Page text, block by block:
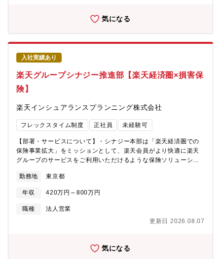
進・最適化を担う役割となります※※【業務内容】■チームマネジ
メント・インフラチーム（5～10名／協力会社含む）の統括・マネ
ジメント・組織運営、業務最適化、ベンダーコントロール■IT戦
略・企画・IT中期計画の策定およびIT施策の企画・推進・技術選定
および導入企画（モダン化／効率化の推進）■プロジェクト推進・
システム導入プロジェクトのリード（要件定義～ベンダー管
理）・開発チームや他部門との連携によるプロジェクト推進■イン
フラ領域の統括（マネジメント）・インフラ設計・構築（オンプ
レミス／AWSハイブリッド環境）・保守運用・監視・パフォーマ
査対応■コストマネジメント・インフラコストの可視化および継続
的な最適化【キャリアパス】本ポジションは、インフラ領域のマ
ネジメントからスタートし、将来的にはIT部門の中核人材とし
部長が課長業務を兼務している体制を解消するための採用であ
り、組織強化の中核としてご活躍いただいた後は、IT戦略全体を
リードする立場へのステップアップが可能な環境です。【配属組
織について】IT部門 部長1名(60代)┗アプリ領域の課┗インフラ
7名程度在籍※今回はインフラ課に配属予定、レポートラインは部
事業成長を加速させる「戦略投資」と位置づけています。コスト
削減を目的とした守りのITではなく、事業拡大・競争力強化に向
術戦略に関与しながら事業成長に貢献する役割を担っていただき
気になる
入社実績あり
楽天グループシナジー推進部【楽天経済圏×損害保
険】
楽天インシュアランスプランニング株式会社
フレックスタイム制度 正社員 未経験可
【部署・サービスについて】・シナジー本部は「楽天経済圏での
保険事業拡大」をミッションとして、楽天会員がより快適に楽天
グループのサービスをご利用いただけるような保険ソリューショ
マネジメントを実施しています。・配属組織のシナジー推進二部
では、楽天グループ各企業の事業リスクに対するリスクマネジメ
ント、およびシナジー本部が提供している既存サービスの改善業
務を担当しています。・オペレーション課では、楽天グループ各
損害保険契約の満期更改対応や保守をメイン業務としています。
おいてベースとなるものであり、本部への貢献度が高くやりがい
のある業務です。【組織について】■シナジー推進本部→シナジー
勤務地 東京都
年収 420万円～800万円
職種
法人営業
更新日 2026.08.07
気になる